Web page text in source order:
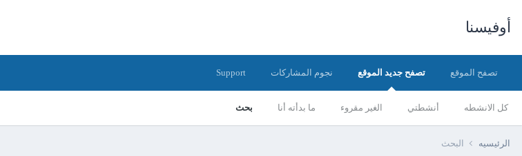
أوفيسنا
تصفح الموقع تصفح جديد الموقع
كل الانشطه أنشطتي الغير مقروء ما بدأته أنا بحث
نجوم المشاركات Support
الرئيسيه البحث